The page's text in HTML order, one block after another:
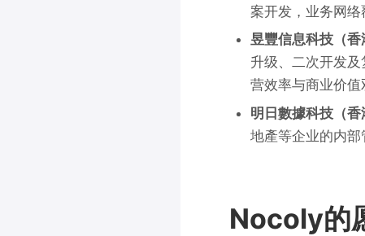
案开发，业务网络
昱豐信息科技（香
升级、二次开发
营效率与商业价值
明日數據科技（香
地產等企业的内部
Nocoly的